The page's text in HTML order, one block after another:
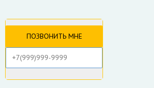
Ротаторы
Захват для леса и лома
Коробка отбора мощности КАМАЗ и другие
РВД производство, ремонт, продажа